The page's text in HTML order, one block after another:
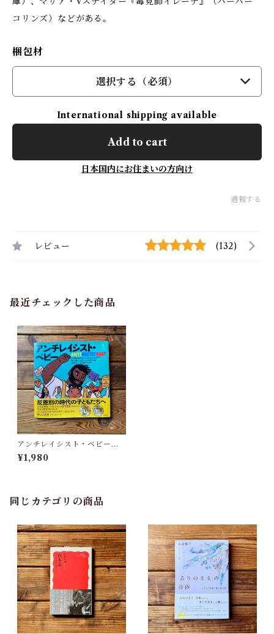
コリンズ）などがある。
梱包材
選択する（必須）
International shipping available
Add to cart
日本国内にお住まいの方向け
通報する
レビュー (132)
最近チェックした商品
アンチレイシスト・ベビー｜
イブラム・Ｘ・ケンディ, アシ
ュリー・ルカシェフスキー(イ
¥1,980
同じカテゴリの商品